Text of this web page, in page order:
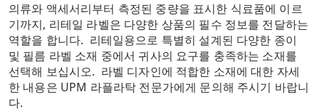
의류와 액세서리부터 측정된 중량을 표시한 식료품에 이르
기까지, 리테일 라벨은 다양한 상품의 필수 정보를 전달하는
역할을 합니다. 리테일용으로 특별히 설계된 다양한 종이
및 필름 라벨 소재 중에서 귀사의 요구를 충족하는 소재를
선택해 보십시오. 라벨 디자인에 적합한 소재에 대한 자세
한 내용은 UPM 라플라탁 전문가에게 문의해 주시기 바랍니
다.